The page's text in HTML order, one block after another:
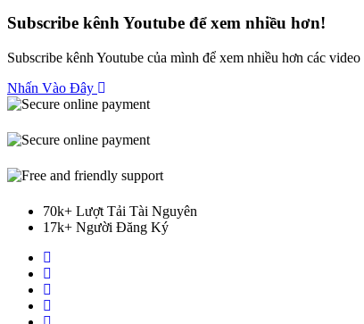
Subscribe kênh Youtube để xem nhiều hơn!
Subscribe kênh Youtube của mình để xem nhiều hơn các
Nhấn Vào Đây
70k+ Lượt Tải Tài Nguyên
17k+ Người Đăng Ký